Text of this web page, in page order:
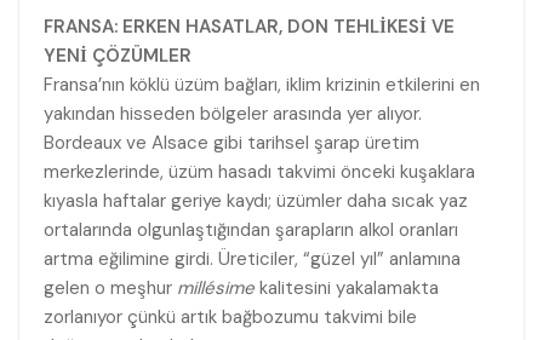
FRANSA: ERKEN HASATLAR, DON TEHLİKESİ VE
YENİ ÇÖZÜMLER
Fransa’nın köklü üzüm bağları, iklim krizinin etkilerini en
yakından hisseden bölgeler arasında yer alıyor.
Bordeaux ve Alsace gibi tarihsel şarap üretim
merkezlerinde, üzüm hasadı takvimi önceki kuşaklara
kıyasla haftalar geriye kaydı; üzümler daha sıcak yaz
ortalarında olgunlaştığından şarapların alkol oranları
artma eğilimine girdi. Üreticiler, “güzel yıl” anlamına
gelen o meşhur millésime kalitesini yakalamakta
zorlanıyor çünkü artık bağbozumu takvimi bile